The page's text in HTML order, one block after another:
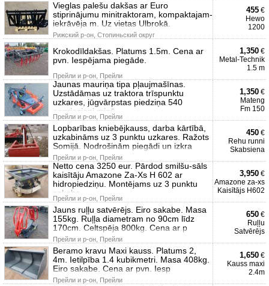
Vieglas palešu dakšas ar Euro
stiprinājumu minitraktoram, kompaktajam-
iekrāvēja m. Uz vietas Ulbrokā.
Рижский р-он, Стопиньский округ
455 €
Hewo
1200
Krokodīldakšas. Platums 1.5m. Cena ar
pvn. Iespējama piegāde.
Прейли и р-он, Прейли
1,350 €
Metal-Technik
1.5 m
Jaunas mauriņa tipa pļaujmašīnas.
Uzstādāmas uz traktora trīspunktu
uzkares, jūgvārpstas piedziņa 540
apgriezieni minū
Прейли и р-он, Прейли
1,350 €
Mateng
Fm 150
Lopbarības kniebējkauss, darba kārtībā,
uzkabināms uz 3 punktu uzkares. Ražots
Somijā. Nodrošinām piegādi un izkra
Прейли и р-он, Прейли
450 €
Rehu runni
Skabsiena
Netto cena 3250 eur. Pārdod smilšu-sāls
kaisītāju Amazone Za-Xs H 602 ar
hidropiedziņu. Montējams uz 3 punktu
sakabe
Прейли и р-он, Прейли
3,950 €
Amazone za-xs
Kaisītājs H602
Jauns ruļļu satvērējs. Eiro sakabe. Masa
155kg. Ruļļa diametram no 90cm līdz
170cm. Celtspēja 800kg. Cena ar p
Прейли и р-он, Прейли
650 €
Ruļļu
Satvērējs
Beramo kravu Maxi kauss. Platums 2,
4m. Ietilpība 1.4 kubikmetri. Masa 408kg.
Eiro sakabe. Cena ar pvn. Iesp
Прейли и р-он, Прейли
1,650 €
Kauss maxi
2.4m